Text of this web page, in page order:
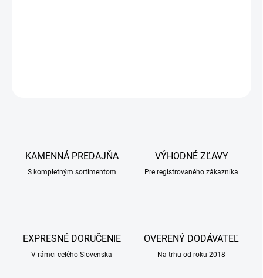
KAMENNÁ PREDAJŇA
S kompletným sortimentom
VÝHODNÉ ZĽAVY
Pre registrovaného zákazníka
EXPRESNÉ DORUČENIE
V rámci celého Slovenska
OVERENÝ DODÁVATEĽ
Na trhu od roku 2018